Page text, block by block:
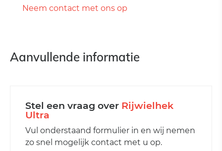
Neem contact met ons op
Aanvullende informatie
Stel een vraag over Rijwielhek
Ultra
Vul onderstaand formulier in en wij nemen
zo snel mogelijk contact met u op.